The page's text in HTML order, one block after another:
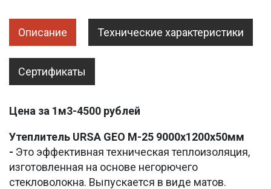
Описание Технические характеристики
Сертификаты
Цена за 1м3-4500 рублей
Утеплитель URSA GEO М-25 9000х1200х50мм
- Это эффективная техническая теплоизоляция,
изготовленная на основе негорючего
стекловолокна. Выпускается в виде матов.